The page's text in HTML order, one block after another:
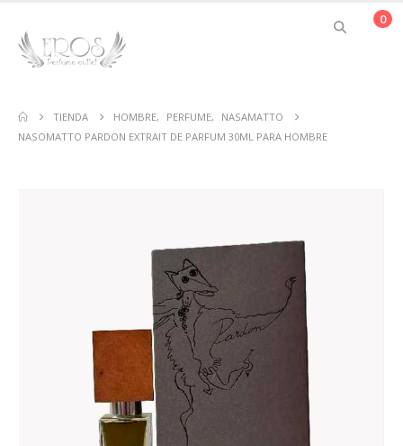
0
TIENDA HOMBRE, PERFUME,
NASAMATTO
NASOMATTO PARDON EXTRAIT DE PARFUM 30ML PARA HOMBRE